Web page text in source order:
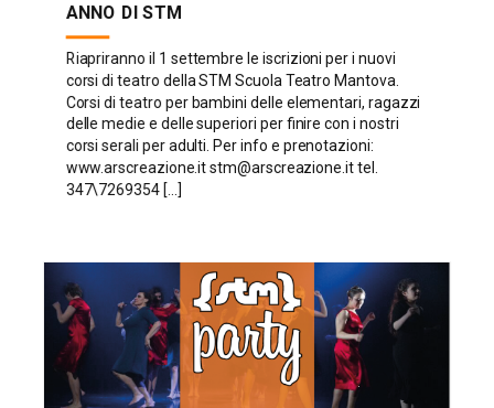
ANNO DI STM
Riapriranno il 1 settembre le iscrizioni per i nuovi
corsi di teatro della STM Scuola Teatro Mantova.
Corsi di teatro per bambini delle elementari, ragazzi
delle medie e delle superiori per finire con i nostri
corsi serali per adulti. Per info e prenotazioni:
www.arscreazione.it stm@arscreazione.it tel.
347\7269354 [...]